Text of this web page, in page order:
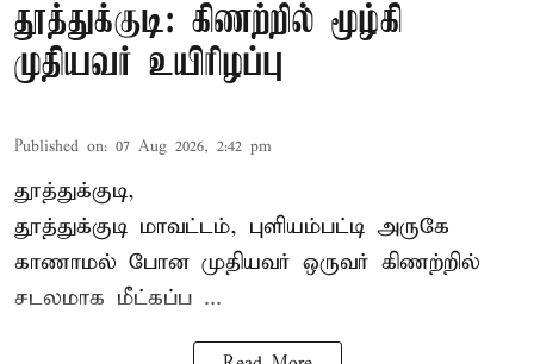
தூத்துக்குடி: கிணற்றில் மூழ்கி
முதியவர் உயிரிழப்பு
Published on: 07 Aug 2026, 2:42 pm
தூத்துக்குடி,
தூத்துக்குடி மாவட்டம், புளியம்பட்டி அருகே
காணாமல் போன முதியவர் ஒருவர் கிணற்றில்
சடலமாக மீட்கப்ப ...